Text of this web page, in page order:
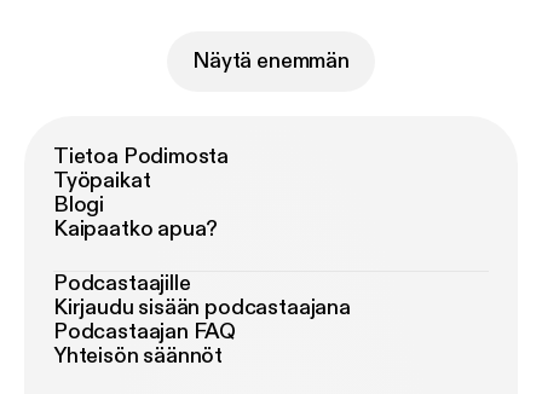
Näytä enemmän
Tietoa Podimosta
Työpaikat
Blogi
Kaipaatko apua?
Podcastaajille
Kirjaudu sisään podcastaajana
Podcastaajan FAQ
Yhteisön säännöt